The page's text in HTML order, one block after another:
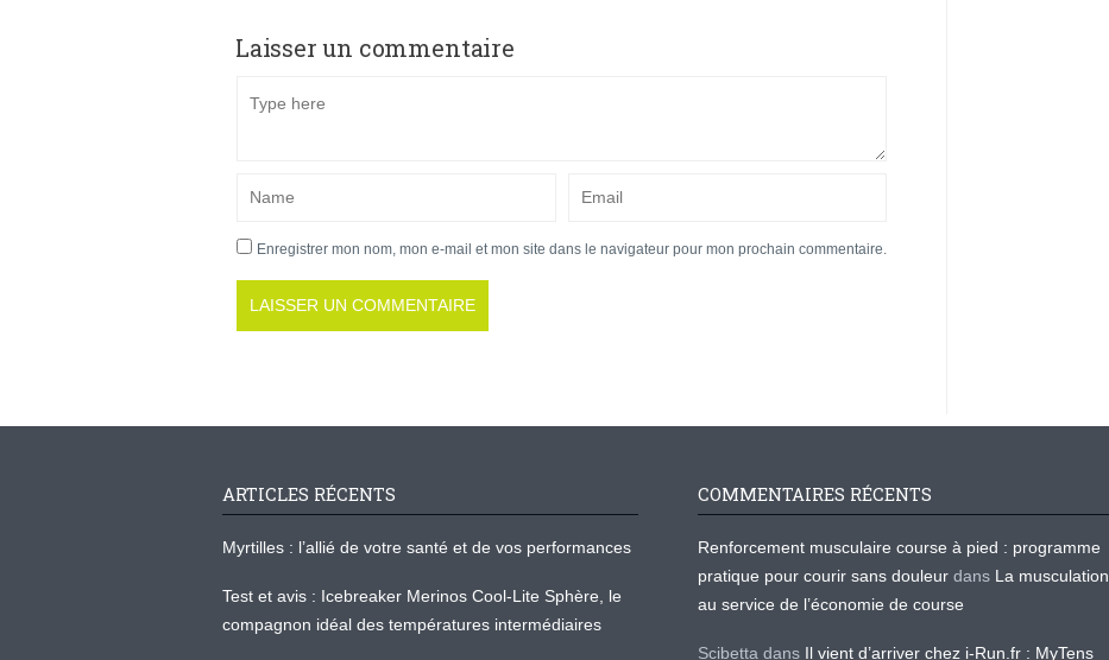
Laisser un commentaire
Enregistrer mon nom, mon e-mail et mon site dans le navigateur pour mon prochain commentaire.
ARTICLES RÉCENTS
Myrtilles : l’allié de votre santé et de vos performances
Test et avis : Icebreaker Merinos Cool-Lite Sphère, le
compagnon idéal des températures intermédiaires
COMMENTAIRES RÉCENTS
Renforcement musculaire course à pied : programme
pratique pour courir sans douleur dans La musculation
au service de l’économie de course
Scibetta dans Il vient d’arriver chez i-Run.fr : MyTens